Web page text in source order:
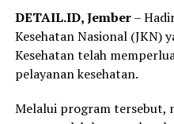
diakses.
“Saya langsung mendaftar
Aplikasi Mobile JKN dan
skema cicilan yang
DETAIL.ID, Jember–
Kesehatan Nasional (JKN)
Kesehatan telah
pelayanan kesehatan.
Melalui program tersebut,